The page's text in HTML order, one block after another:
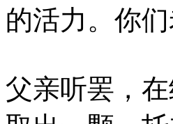
的活力。你
父亲听罢，